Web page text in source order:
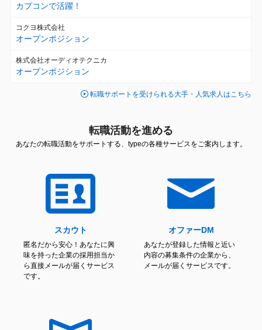
カプコンで活躍！
コクヨ株式会社
オープンポジション
株式会社オーディオテクニカ
オープンポジション
転職サポートを受けられる大手・人気求人はこちら
転職活動を進める
あなたの転職活動をサポートする、typeの各種サービスをご案内します。
スカウト
匿名だから安心！あなたに興
味を持った企業の採用担当か
ら直接メールが届くサービス
です。
オファーDM
あなたが登録した情報と近い
内容の募集条件の企業から、
メールが届くサービスです。